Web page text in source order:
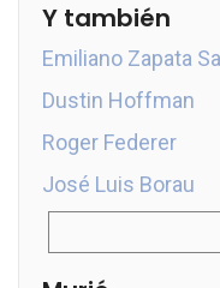
Y también
Emiliano Zapata
Dustin Hoffman
Roger Federer
José Luis Borau